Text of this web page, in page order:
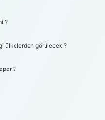
?
ülkelerden görülecek ?
?